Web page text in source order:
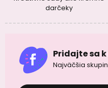
darčeky
Pridajte sa
Najväčšia